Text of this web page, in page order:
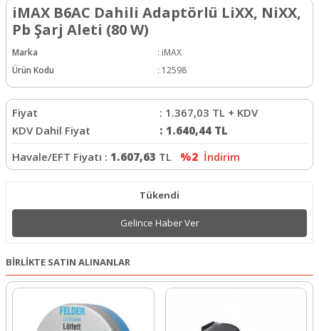
iMAX B6AC Dahili Adaptörlü LiXX, NiXX,
Pb Şarj Aleti (80 W)
Marka : iMAX
Ürün Kodu
: 12598
Fiyat : 1.367,03 TL + KDV
KDV Dahil Fiyat
: 1.640,44 TL
Havale/EFT Fiyatı : 1.607,63 TL %2 İndirim
Tükendi
Gelince Haber Ver
BİRLİKTE SATIN ALINANLAR